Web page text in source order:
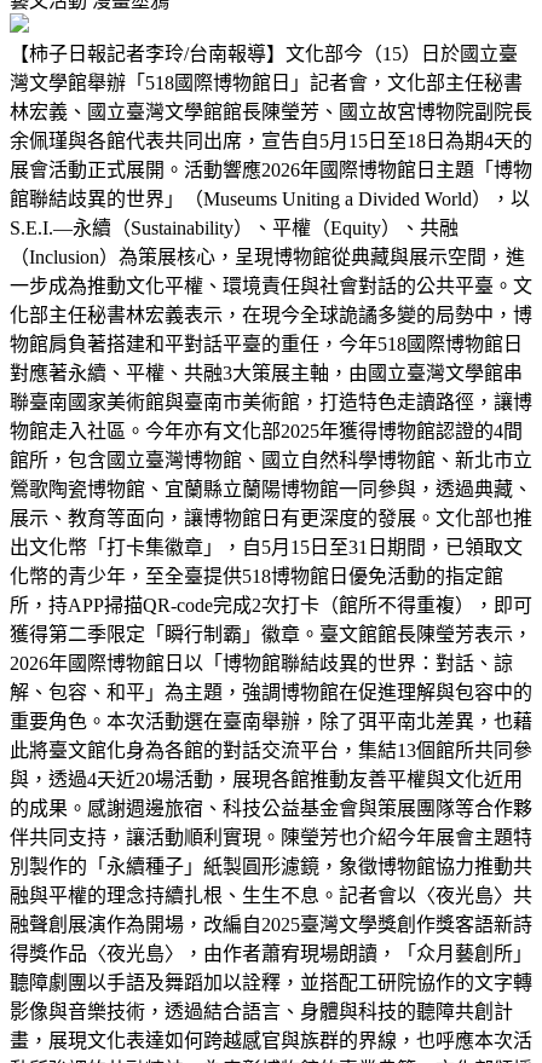
【柿子日報記者李玲/台南報導】文化部今（15）日於國立臺
灣文學館舉辦「518國際博物館日」記者會，文化部主任秘書
林宏義、國立臺灣文學館館長陳瑩芳、國立故宮博物院副院長
余佩瑾與各館代表共同出席，宣告自5月15日至18日為期4天的
展會活動正式展開。活動響應2026年國際博物館日主題「博物
館聯結歧異的世界」（Museums Uniting a Divided World），以
S.E.I.—永續（Sustainability）、平權（Equity）、共融
（Inclusion）為策展核心，呈現博物館從典藏與展示空間，進
一步成為推動文化平權、環境責任與社會對話的公共平臺。文
化部主任秘書林宏義表示，在現今全球詭譎多變的局勢中，博
物館肩負著搭建和平對話平臺的重任，今年518國際博物館日
對應著永續、平權、共融3大策展主軸，由國立臺灣文學館串
聯臺南國家美術館與臺南市美術館，打造特色走讀路徑，讓博
物館走入社區。今年亦有文化部2025年獲得博物館認證的4間
館所，包含國立臺灣博物館、國立自然科學博物館、新北市立
鶯歌陶瓷博物館、宜蘭縣立蘭陽博物館一同參與，透過典藏、
展示、教育等面向，讓博物館日有更深度的發展。文化部也推
出文化幣「打卡集徽章」，自5月15日至31日期間，已領取文
化幣的青少年，至全臺提供518博物館日優免活動的指定館
所，持APP掃描QR-code完成2次打卡（館所不得重複），即可
獲得第二季限定「瞬行制霸」徽章。臺文館館長陳瑩芳表示，
2026年國際博物館日以「博物館聯結歧異的世界：對話、諒
解、包容、和平」為主題，強調博物館在促進理解與包容中的
重要角色。本次活動選在臺南舉辦，除了弭平南北差異，也藉
此將臺文館化身為各館的對話交流平台，集結13個館所共同參
與，透過4天近20場活動，展現各館推動友善平權與文化近用
的成果。感謝週邊旅宿、科技公益基金會與策展團隊等合作夥
伴共同支持，讓活動順利實現。陳瑩芳也介紹今年展會主題特
別製作的「永續種子」紙製圓形濾鏡，象徵博物館協力推動共
融與平權的理念持續扎根、生生不息。記者會以〈夜光島〉共
融聲創展演作為開場，改編自2025臺灣文學獎創作獎客語新詩
得獎作品〈夜光島〉，由作者蕭宥現場朗讀，「众月藝創所」
聽障劇團以手語及舞蹈加以詮釋，並搭配工研院協作的文字轉
影像與音樂技術，透過結合語言、身體與科技的聽障共創計
畫，展現文化表達如何跨越感官與族群的界線，也呼應本次活